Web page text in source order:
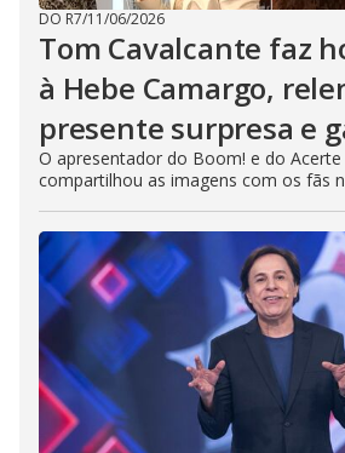
DO R7/11/06/2026
Tom Cavalcante faz
à Hebe Camargo,
presente surpresa e
O apresentador do Boom! e do Acerte
compartilhou as imagens com os fãs